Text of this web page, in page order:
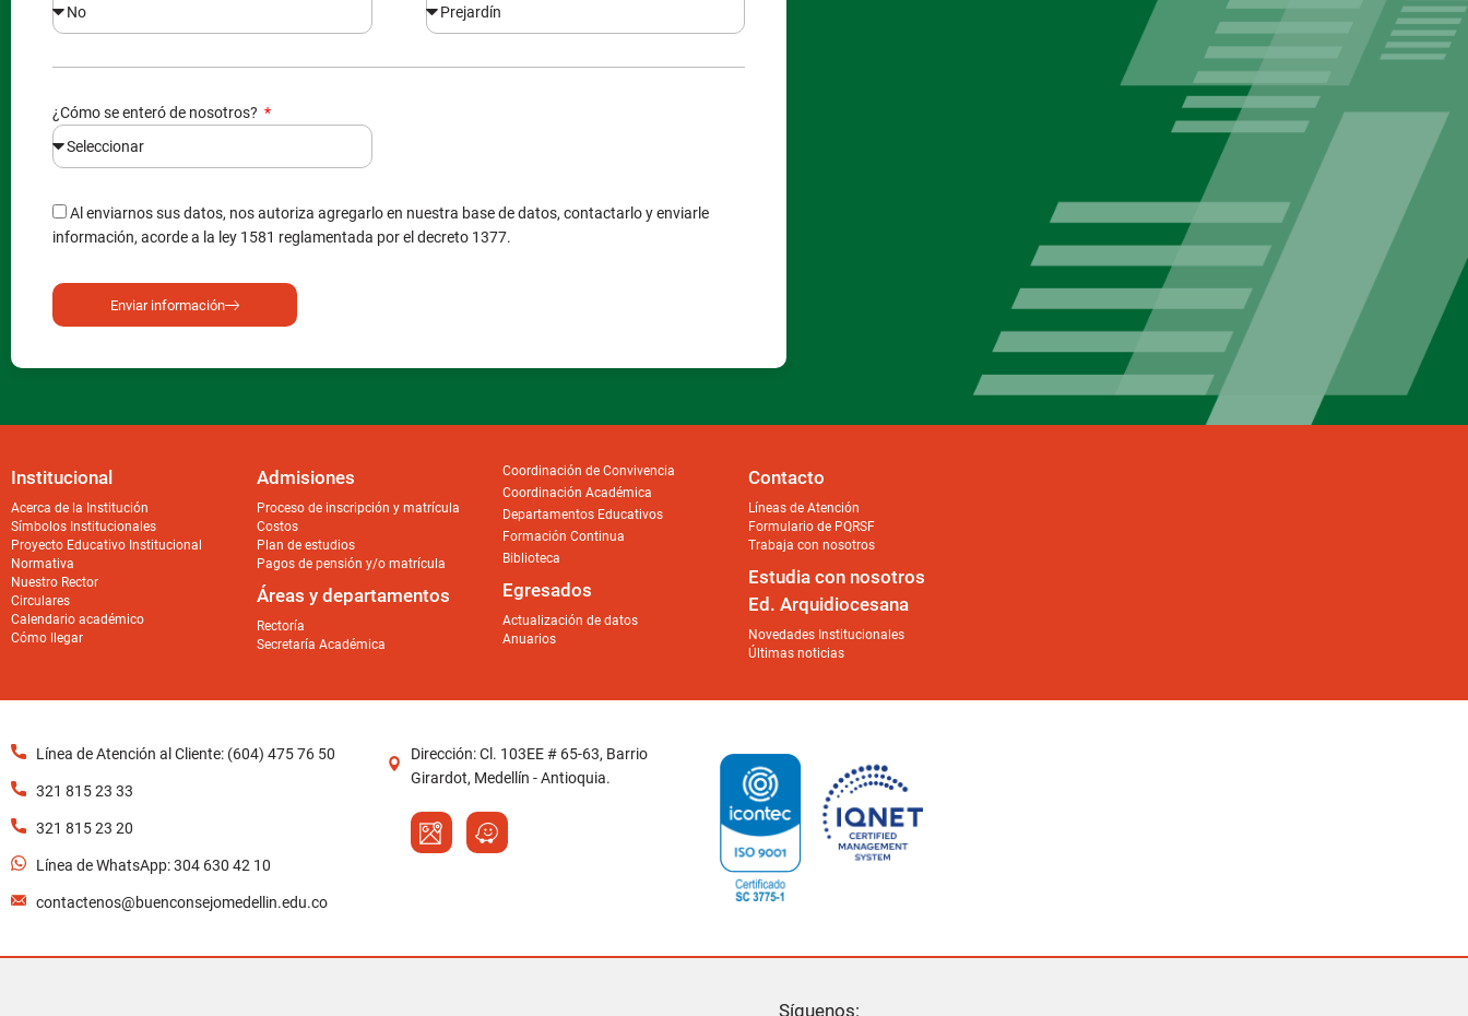
¿Cómo se enteró de nosotros?
Al enviarnos sus datos, nos autoriza agregarlo en nuestra base de datos, contactarlo y enviarle
información, acorde a la ley 1581 reglamentada por el decreto 1377.
Enviar información
Institucional
Acerca de la Institución
Símbolos Institucionales
Proyecto Educativo Institucional
Normativa
Nuestro Rector
Circulares
Calendario académico
Cómo llegar
Admisiones
Proceso de inscripción y matrícula
Costos
Plan de estudios
Pagos de pensión y/o matrícula
Áreas y departamentos
Rectoría
Secretaría Académica
Coordinación de Convivencia
Coordinación Académica
Departamentos Educativos
Formación Continua
Biblioteca
Egresados
Actualización de datos
Anuarios
Contacto
Líneas de Atención
Formulario de PQRSF
Trabaja con nosotros
Estudia con nosotros
Ed. Arquidiocesana
Novedades Institucionales
Últimas noticias
Línea de Atención al Cliente: (604) 475 76 50
321 815 23 33
321 815 23 20
Línea de WhatsApp: 304 630 42 10
contactenos@buenconsejomedellin.edu.co
Dirección: Cl. 103EE # 65-63, Barrio
Girardot, Medellín - Antioquia.
Síguenos: